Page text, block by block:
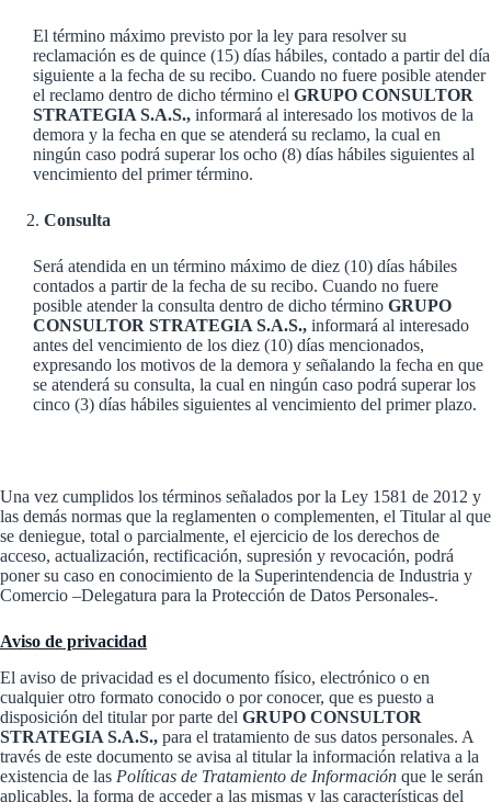
El término máximo previsto por la ley para resolver su
reclamación es de quince (15) días hábiles, contado a partir del día
siguiente a la fecha de su recibo. Cuando no fuere posible atender
el reclamo dentro de dicho término el GRUPO CONSULTOR
STRATEGIA S.A.S., informará al interesado los motivos de la
demora y la fecha en que se atenderá su reclamo, la cual en
ningún caso podrá superar los ocho (8) días hábiles siguientes al
vencimiento del primer término.
Consulta
Será atendida en un término máximo de diez (10) días hábiles
contados a partir de la fecha de su recibo. Cuando no fuere
posible atender la consulta dentro de dicho término GRUPO
CONSULTOR STRATEGIA S.A.S., informará al interesado
antes del vencimiento de los diez (10) días mencionados,
expresando los motivos de la demora y señalando la fecha en que
se atenderá su consulta, la cual en ningún caso podrá superar los
cinco (3) días hábiles siguientes al vencimiento del primer plazo.
Una vez cumplidos los términos señalados por la Ley 1581 de 2012 y
las demás normas que la reglamenten o complementen, el Titular al que
se deniegue, total o parcialmente, el ejercicio de los derechos de
acceso, actualización, rectificación, supresión y revocación, podrá
poner su caso en conocimiento de la Superintendencia de Industria y
Comercio –Delegatura para la Protección de Datos Personales-.
Aviso de privacidad
El aviso de privacidad es el documento físico, electrónico o en
cualquier otro formato conocido o por conocer, que es puesto a
disposición del titular por parte del GRUPO CONSULTOR
STRATEGIA S.A.S., para el tratamiento de sus datos personales. A
través de este documento se avisa al titular la información relativa a la
existencia de las Políticas de Tratamiento de Información que le serán
aplicables, la forma de acceder a las mismas y las características del